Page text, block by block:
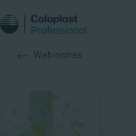
Webinaires